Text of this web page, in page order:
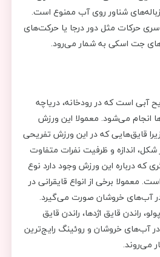
شناور روی آب ممنوع است.
حرکات مثل دور درجا یا حرکت‌های
جت اسکی به شمار می‌رود.
آبی است که در رودخانه‌، دریاچه
انجام می‌شود. معمولا این ورزش
قایق‌هایی که در این ورزش تفریحی
شکل، اندازه و ظرفیت نفرات متفاوت
که درباره این ورزش وجود دارد نوع
معمولا برخی از انواع قایقرانی در
آب‌های خروشان صورت می‌گیرد.
راندن قایق اژدها، راندن قایق
در آب‌های خروشان و روئینگ رایج‌ترین
می‌روند.